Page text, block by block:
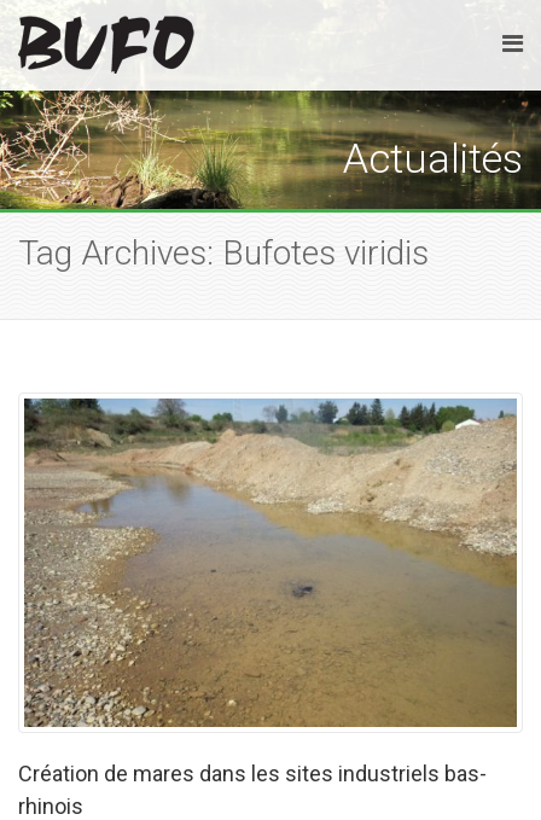
Actualités
Tag Archives: Bufotes viridis
Création de mares dans les sites industriels bas-
rhinois